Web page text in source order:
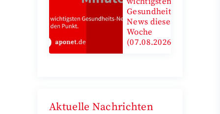
Gesundheits-
News diese
Woche
(07.08.2026)
Aktuelle Nachrichten